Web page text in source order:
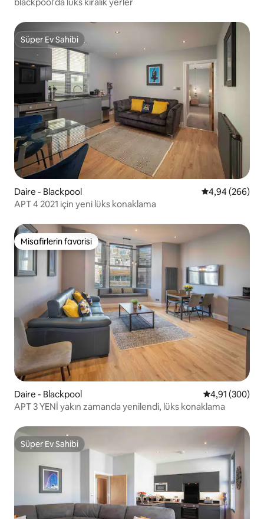
Süper Ev Sahibi
Süper Ev Sahibi
Daire - Blackpool 5 üzerinden
4,94 (266)
APT 4 2021 için yeni lüks konaklama
Misafirlerin favorisi
Misafirlerin favorisi
Daire - Blackpool 5 üzerinden
4,91 (300)
APT 3 YENİ yakın zamanda yenilendi, lüks konaklama
Süper Ev Sahibi
Süper Ev Sahibi